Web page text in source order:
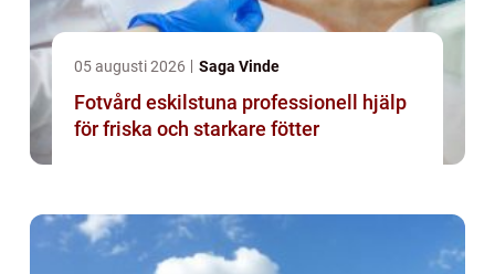
05 augusti 2026 Saga Vinde
Fotvård eskilstuna professionell hjälp
för friska och starkare fötter